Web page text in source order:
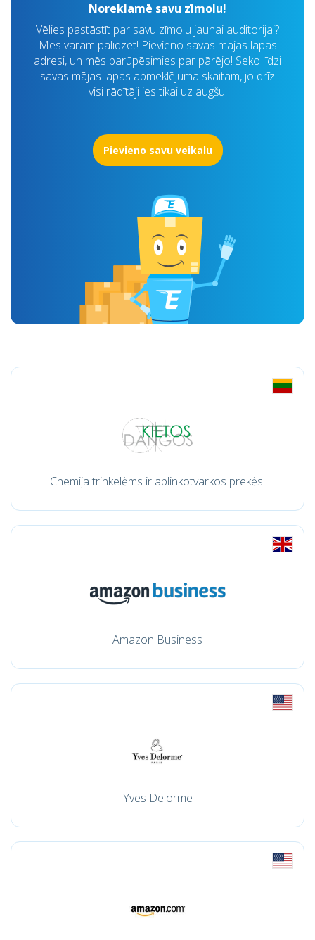
Noreklamē savu zīmolu!
Vēlies pastāstīt par savu zīmolu jaunai auditorijai?
Mēs varam palīdzēt! Pievieno savas mājas lapas
adresi, un mēs parūpēsimies par pārējo! Seko līdzi
savas mājas lapas apmeklējuma skaitam, jo drīz
visi rādītāji ies tikai uz augšu!
Pievieno savu veikalu
Chemija trinkelėms ir aplinkotvarkos prekės.
Amazon Business
Yves Delorme